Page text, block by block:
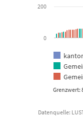
Grenzwert:
0
200
Datenquelle: